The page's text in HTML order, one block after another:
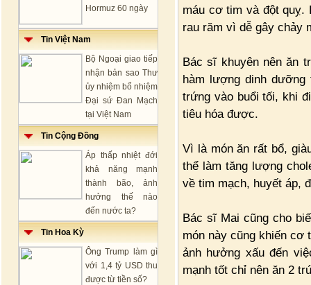
Hormuz 60 ngày
Tin Việt Nam
Bộ Ngoại giao tiếp
nhận bản sao Thư
ủy nhiệm bổ nhiệm
Đại sứ Đan Mạch
tại Việt Nam
Tin Cộng Đồng
Áp thấp nhiệt đới
khả năng mạnh
thành bão, ảnh
hưởng thế nào
đến nước ta?
Tin Hoa Kỳ
Ông Trump làm gì
với 1,4 tỷ USD thu
được từ tiền số?
máu cơ tim và đột quỵ.
rau răm vì dễ gây chảy
Bác sĩ khuyên nên ăn
hàm lượng dinh
trứng vào buổi tối, khi
tiêu hóa được.
Vì là món ăn rất bổ,
thể làm tăng lượng
về tim mạch, huyết áp,
Bác sĩ Mai cũng cho
món này cũng khiến cơ
ảnh hưởng xấu đến
mạnh tốt chỉ nên ăn 2